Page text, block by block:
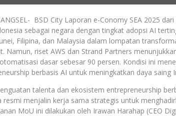
BSD City Laporan e-Conomy SEA 2025
sebagai negara dengan tingkat adopsi AI
Filipina, dan Malaysia dalam lompatan
Namun, riset AWS dan Strand Partners
dasar sebesar 90 persen. Kondisi ini
berbasis AI untuk meningkatkan daya saing
talenta dan ekosistem entrepreneurship
resmi menjalin kerja sama strategis untuk
MoU ini dilakukan oleh Irawan Harahap (CEO